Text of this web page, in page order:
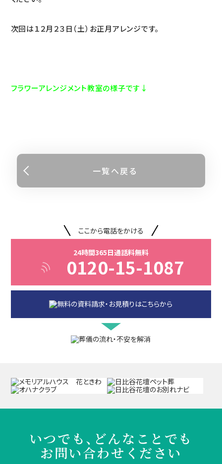
次回は１２月２３日（土）お正月アレンジです。
フラワーアレンジメント教室の様子です↓
一覧へ戻る
ここから電話をかける
24時間365日通話料無料
0120-15-1087
いつでも、どんなことでも
お問い合わせください